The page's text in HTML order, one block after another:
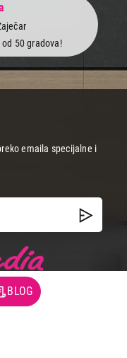
50 gradova!
emaila specijalne i
BLOG